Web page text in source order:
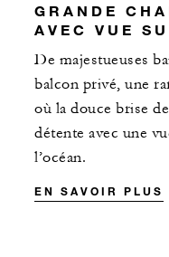
Pour
200
GRANDE
AVEC VUE
De majestueuses
balcon privé, une
où la douce brise
détente avec une
l’océan.
EN SAVOIR PLUS